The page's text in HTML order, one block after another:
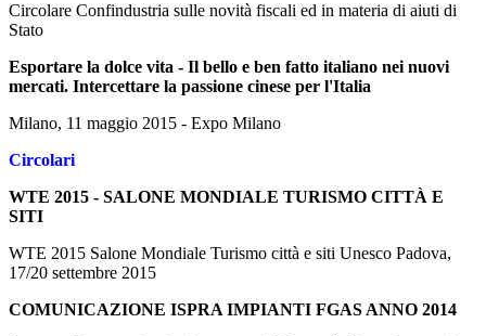
Circolare Confindustria sulle novità fiscali ed in materia di aiuti di
Stato
Esportare la dolce vita - Il bello e ben fatto italiano nei nuovi
mercati. Intercettare la passione cinese per l'Italia
Milano, 11 maggio 2015 - Expo Milano
Circolari
WTE 2015 - SALONE MONDIALE TURISMO CITTÀ E
SITI
WTE 2015 Salone Mondiale Turismo città e siti Unesco Padova,
17/20 settembre 2015
COMUNICAZIONE ISPRA IMPIANTI FGAS ANNO 2014